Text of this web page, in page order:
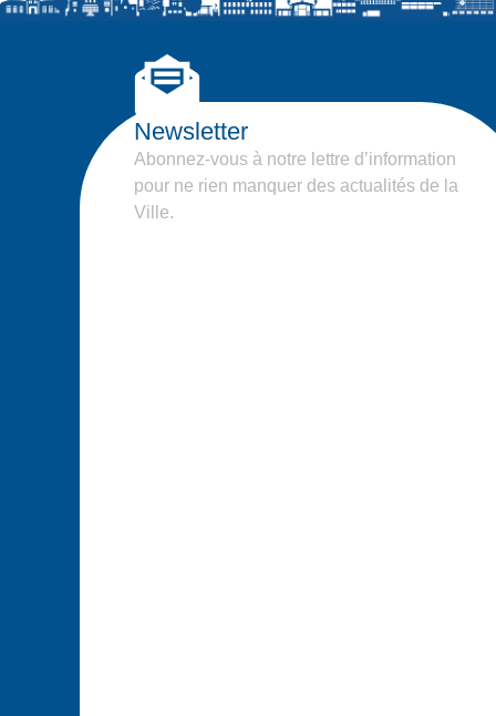
Newsletter
Abonnez-vous à notre lettre d’information
pour ne rien manquer des actualités de la
Ville.